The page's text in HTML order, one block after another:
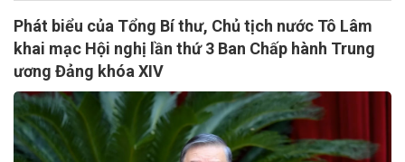
Phát biểu của Tổng Bí thư, Chủ tịch nước Tô Lâm
khai mạc Hội nghị lần thứ 3 Ban Chấp hành Trung
ương Đảng khóa XIV